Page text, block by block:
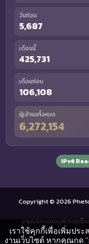
วันก่อน
5,687
เดือนนี้
425,731
เดือนก่อน
106,108
ผู้เข้าชมทั้งหมด
6,272,154
IPv6
Copyright © 2026
งานบริการคอมพิวเตอร์แ
เราใช้คุกกี้เพื่อเพิ่มปร
งานเว็บไซต์ หากคุณกด